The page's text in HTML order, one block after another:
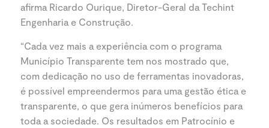
afirma Ricardo Ourique, Diretor-Geral da Techint
Engenharia e Construção.
“Cada vez mais a experiência com o programa
Município Transparente tem nos mostrado que,
com dedicação no uso de ferramentas inovadoras,
é possível empreendermos para uma gestão ética e
transparente, o que gera inúmeros benefícios para
toda a sociedade. Os resultados em Patrocínio e